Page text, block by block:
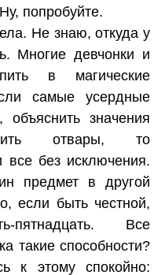
попробуйте.
Не знаю, откуда у
Многие девчонки и
в магические
самые усердные
объяснить значения
отвары, то
все без исключения.
предмет в другой
если быть честной,
пятнадцать. Все
такие способности?
к этому спокойно: